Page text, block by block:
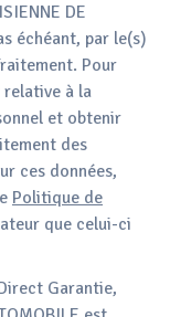
DE
échéant, par le(s)
Pour
à la
et obtenir
des
ces données,
Politique de
que celui-ci
Garantie,